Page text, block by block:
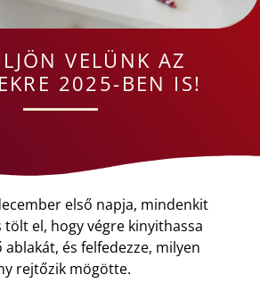
VELÜNK AZ
2025-BEN IS!
első napja, mindenkit
el, hogy végre kinyithassa
és felfedezze, milyen
rejtőzik mögötte.